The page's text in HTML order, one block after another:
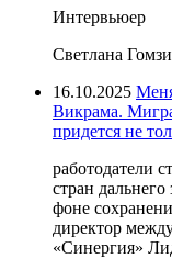
Интервьюер
Светлана
16.10.2025
Викрама.
придется не
работодатели
стран
фоне
директор
«Синергия»